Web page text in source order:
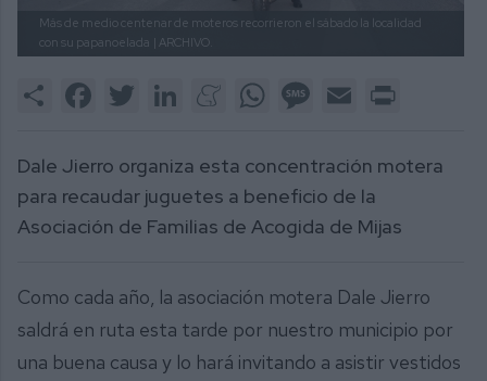
Más de medio centenar de moteros recorrieron el sábado la localidad
con su papanoelada | ARCHIVO.
Share FacebookTwitter LinkedInMeneameWhatsAppMessage
Email
Dale Jierro organiza esta concentración motera
para recaudar juguetes a beneficio de la
Asociación de Familias de Acogida de Mijas
Como cada año, la asociación motera Dale Jierro
saldrá en ruta esta tarde por nuestro municipio por
una buena causa y lo hará invitando a asistir vestidos